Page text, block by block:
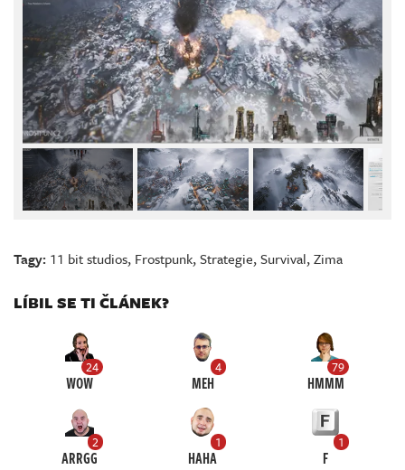
Tagy: 11 bit studios, Frostpunk,Strategie,Survival,Zima
LÍBIL SE TI ČLÁNEK?
24
WOW
4
MEH
79
HMMM
2
ARRGG
1
HAHA
1
F